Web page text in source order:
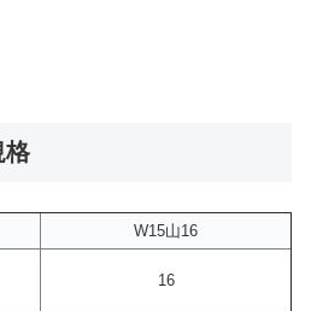
格
W15山16
16